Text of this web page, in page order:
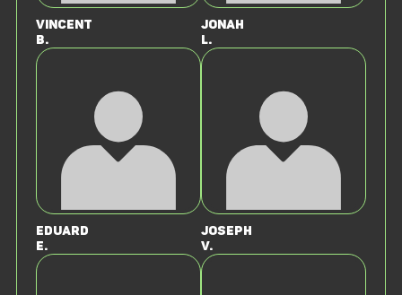
Vincent
B.
Jonah
L.
Eduard
E.
Joseph
v.